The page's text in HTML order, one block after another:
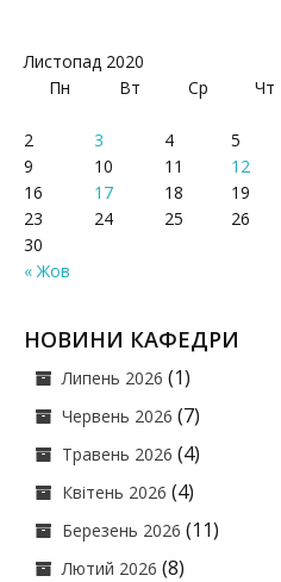
Листопад 2020
Пн
Вт Ср Чт
« Жов
2
3 4 5
9
10 11 12
16
17 18 19
23
24 25 26
30
НОВИНИ КАФЕДРИ
Липень 2026 (1)
Червень 2026 (7)
Травень 2026 (4)
Квітень 2026 (4)
Березень 2026 (11)
Лютий 2026 (8)